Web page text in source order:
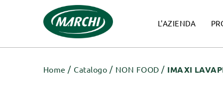
L'AZIENDA
Home Catalogo NON FOOD IMAXI